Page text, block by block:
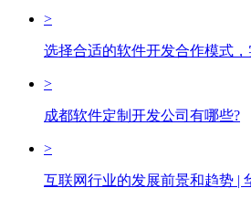
>
选择合适的软件开发合作模式
>
成都软件定制开发公司有哪些?
>
互联网行业的发展前景和趋势 |